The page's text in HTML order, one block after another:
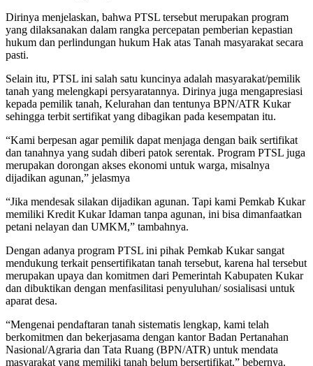
Dirinya menjelaskan, bahwa PTSL tersebut merupakan program
yang dilaksanakan dalam rangka percepatan pemberian kepastian
hukum dan perlindungan hukum Hak atas Tanah masyarakat secara
pasti.
Selain itu, PTSL ini salah satu kuncinya adalah masyarakat/pemilik
tanah yang melengkapi persyaratannya. Dirinya juga mengapresiasi
kepada pemilik tanah, Kelurahan dan tentunya BPN/ATR Kukar
sehingga terbit sertifikat yang dibagikan pada kesempatan itu.
“Kami berpesan agar pemilik dapat menjaga dengan baik sertifikat
dan tanahnya yang sudah diberi patok serentak. Program PTSL juga
merupakan dorongan akses ekonomi untuk warga, misalnya
dijadikan agunan,” jelasmya
“Jika mendesak silakan dijadikan agunan. Tapi kami Pemkab Kukar
memiliki Kredit Kukar Idaman tanpa agunan, ini bisa dimanfaatkan
petani nelayan dan UMKM,” tambahnya.
Dengan adanya program PTSL ini pihak Pemkab Kukar sangat
mendukung terkait pensertifikatan tanah tersebut, karena hal tersebut
merupakan upaya dan komitmen dari Pemerintah Kabupaten Kukar
dan dibuktikan dengan menfasilitasi penyuluhan/ sosialisasi untuk
aparat desa.
“Mengenai pendaftaran tanah sistematis lengkap, kami telah
berkomitmen dan bekerjasama dengan kantor Badan Pertanahan
Nasional/Agraria dan Tata Ruang (BPN/ATR) untuk mendata
masyarakat yang memiliki tanah belum bersertifikat,” bebernya.